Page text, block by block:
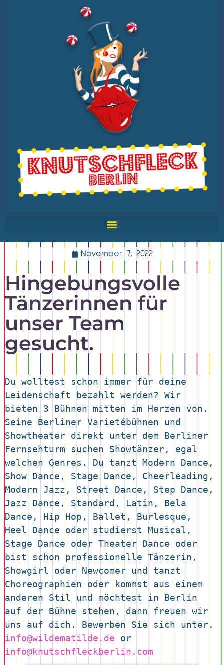
November 7, 2022
Hingebungsvolle
Tänzerinnen für
unser Team
gesucht.
Du wolltest schon immer für deine
Leidenschaft bezahlt werden? Wir
bieten 3 Bühnen mitten im Herzen von.
Seine Berliner Varietébühnen und
Showtheater direkt unter dem Berliner
Fernsehturm suchen Showtänzer, egal
welchen Genres. Du tanzt Modern Dance,
Show Dance, Stage Dance, Cheerleading,
Modern Jazz, Street Dance, Step Dance,
Jazz Dance, Standard, Latin, Bela
Dance, Hip Hop, Ballet, Burlesque,
Heel Dance oder studierst Musical,
Stage Dance oder Theater Dance oder
bist schon professionelle Tänzerin,
Showgirl oder Newcomer und tanzt
Choreographien oder kommst aus einem
anderen Stil und möchtest in Berlin
auf der Bühne stehen, dann freuen wir
info@wildematilde.de
info@knutschfleckberlin.com